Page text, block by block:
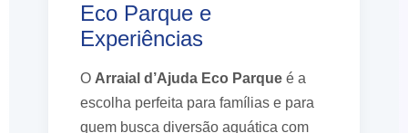
Eco Parque e
Experiências
O Arraial d’Ajuda Eco Parqueé a
escolha perfeita para famílias e para
quem busca diversão aquática com